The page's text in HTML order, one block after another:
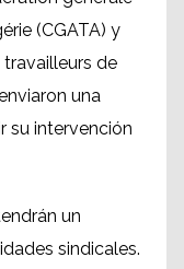
(CGATA) y
de
una
su intervención
un
sindicales.